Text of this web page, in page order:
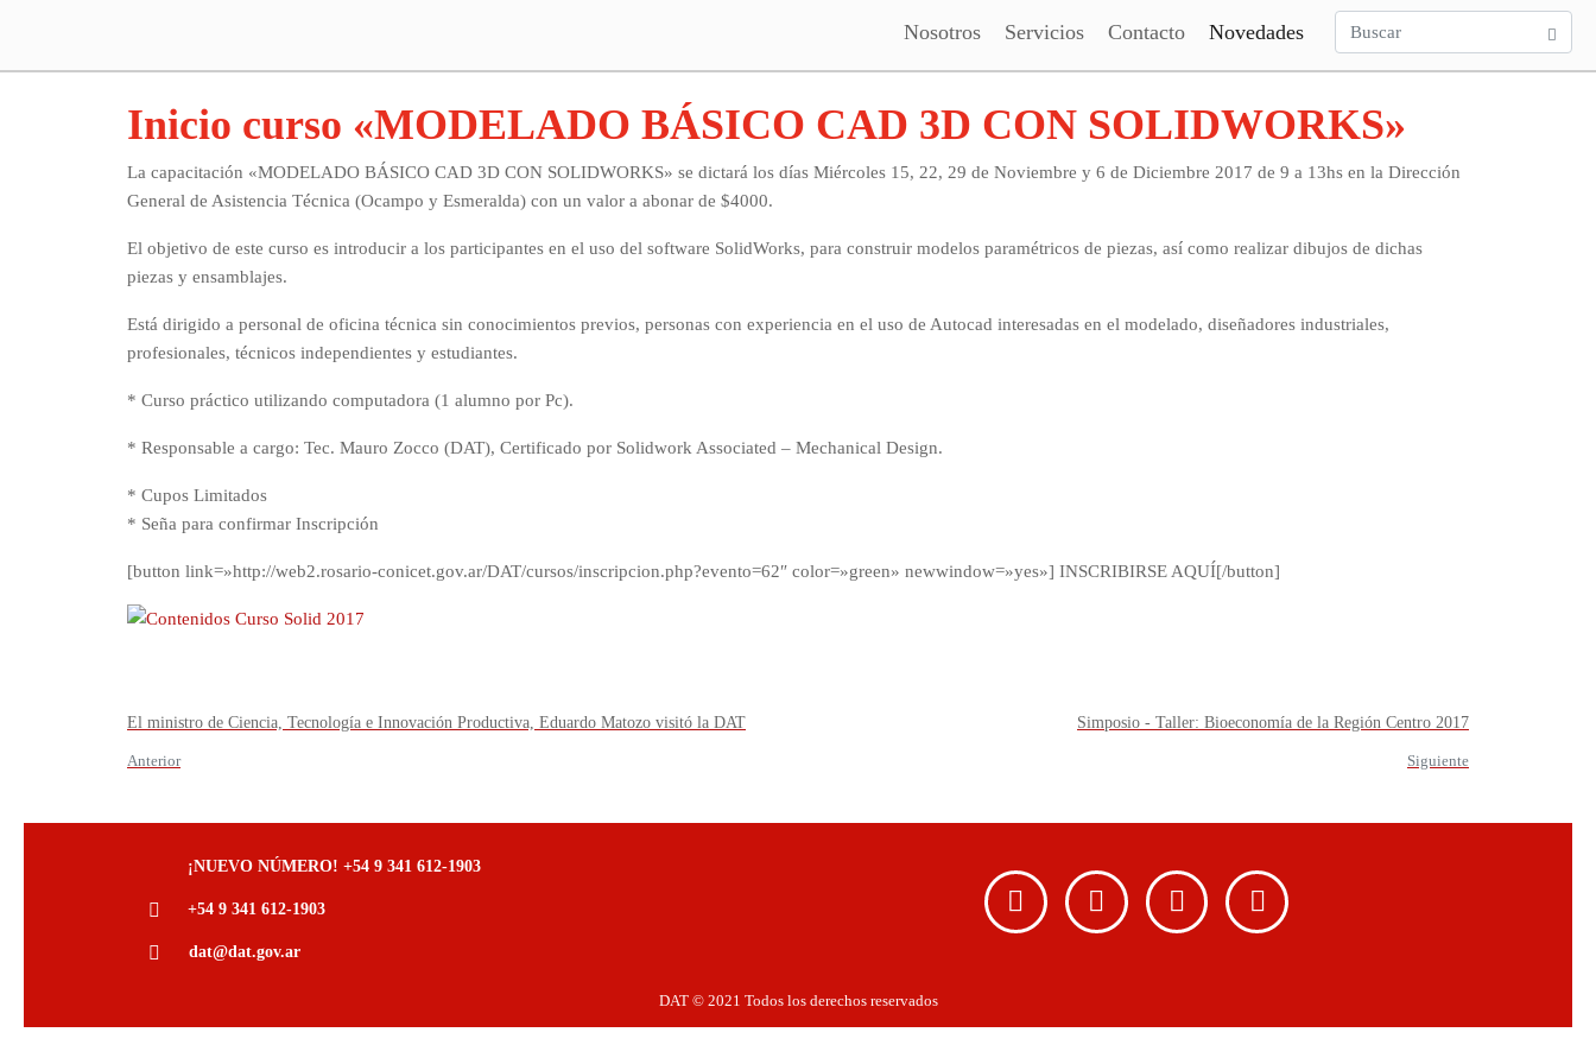
Nosotros Servicios Contacto Novedades
Inicio curso «MODELADO BÁSICO CAD 3D CON SOLIDWORKS»
La capacitación «MODELADO BÁSICO CAD 3D CON SOLIDWORKS» se dictará los días Miércoles 15, 22, 29 de Noviembre y 6 de Diciembre 2017 de 9 a 13hs en la Dirección
General de Asistencia Técnica (Ocampo y Esmeralda) con un valor a abonar de $4000.
El objetivo de este curso es introducir a los participantes en el uso del software SolidWorks, para construir modelos paramétricos de piezas, así como realizar dibujos de dichas
piezas y ensamblajes.
Está dirigido a personal de oficina técnica sin conocimientos previos, personas con experiencia en el uso de Autocad interesadas en el modelado, diseñadores industriales,
profesionales, técnicos independientes y estudiantes.
* Curso práctico utilizando computadora (1 alumno por Pc).
* Responsable a cargo: Tec. Mauro Zocco (DAT), Certificado por Solidwork Associated – Mechanical Design.
* Cupos Limitados
* Seña para confirmar Inscripción
[button link=»http://web2.rosario-conicet.gov.ar/DAT/cursos/inscripcion.php?evento=62″ color=»green» newwindow=»yes»] INSCRIBIRSE AQUÍ[/button]
El ministro de Ciencia, Tecnología e Innovación Productiva, Eduardo Matozo visitó la DAT
Anterior
Simposio - Taller: Bioeconomía de la Región Centro 2017
Siguiente
¡NUEVO NÚMERO! +54 9 341 612-1903
+54 9 341 612-1903
dat@dat.gov.ar
DAT © 2021 Todos los derechos reservados